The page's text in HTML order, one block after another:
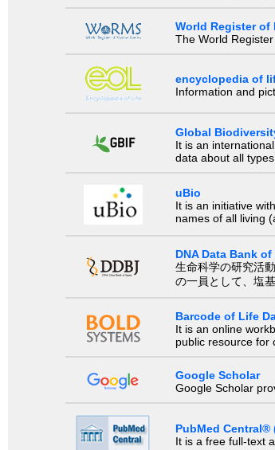
World Register of
The World
encyclopedia of
Information and
Global
It is an
data about all
uBio
It is an initiative
names of all living
DNA Data Bank of
生命科学の研究活
の一員として、塩
Barcode of Life
It is an online
public resource for
Google Scholar
Google Scholar
PubMed Central®
It is a free full-text